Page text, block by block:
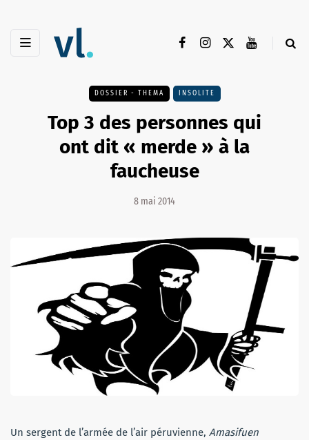
DOSSIER - THEMA INSOLITE
Top 3 des personnes qui
ont dit « merde » à la
faucheuse
8 mai 2014
Un sergent de l’armée de l’air péruvienne, Amasifuen